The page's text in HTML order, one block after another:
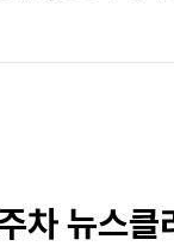
차 뉴스클